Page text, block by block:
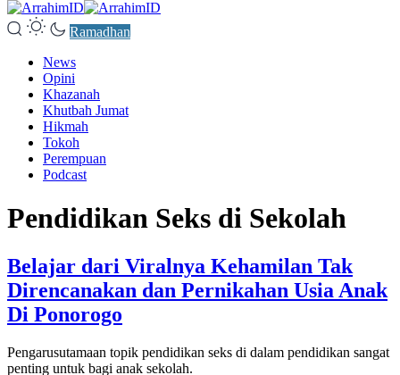
Ramadhan
News
Opini
Khazanah
Khutbah Jumat
Hikmah
Tokoh
Perempuan
Podcast
Pendidikan Seks di Sekolah
Belajar dari Viralnya Kehamilan Tak
Direncanakan dan Pernikahan Usia Anak
Di Ponorogo
Pengarusutamaan topik pendidikan seks di dalam pendidikan sangat
penting untuk bagi anak sekolah.